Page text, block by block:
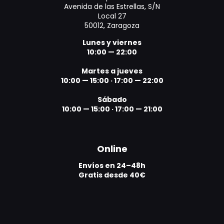
Avenida de las Estrellas, S/N
Local 27
50012, Zaragoza
Lunes y viernes
10:00 — 22:00
Martes a jueves
10:00 — 15:00 ·17:00 — 22:00
Sábado
10:00 — 15:00 ·17:00 — 21:00
Online
Envíos en 24–48h
Gratis desde 40€